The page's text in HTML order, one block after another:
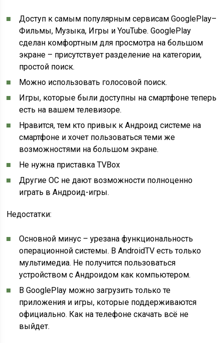
Доступ к самым популярным сервисам GooglePlay–
Фильмы, Музыка, Игры и YouTube. GooglePlay
сделан комфортным для просмотра на большом
экране – присутствует разделение на категории,
простой поиск.
Можно использовать голосовой поиск.
Игры, которые были доступны на смартфоне теперь
есть на вашем телевизоре.
Нравится, тем кто привык к Андроид системе на
смартфоне и хочет пользоваться теми же
возможностями на большом экране.
Не нужна приставка TVBox
Другие ОС не дают возможности полноценно
играть в Андроид-игры.
Недостатки:
Основной минус – урезана функциональность
операционной системы. В AndroidTV есть только
мультимедиа. Не получится пользоваться
устройством с Андроидом как компьютером.
В GooglePlay можно загрузить только те
приложения и игры, которые поддерживаются
официально. Как на телефоне скачать всё не
выйдет.